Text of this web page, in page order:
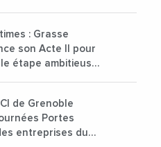
: Grasse
son Acte II pour
étape ambitieuse
de Grenoble
Portes
entreprises du